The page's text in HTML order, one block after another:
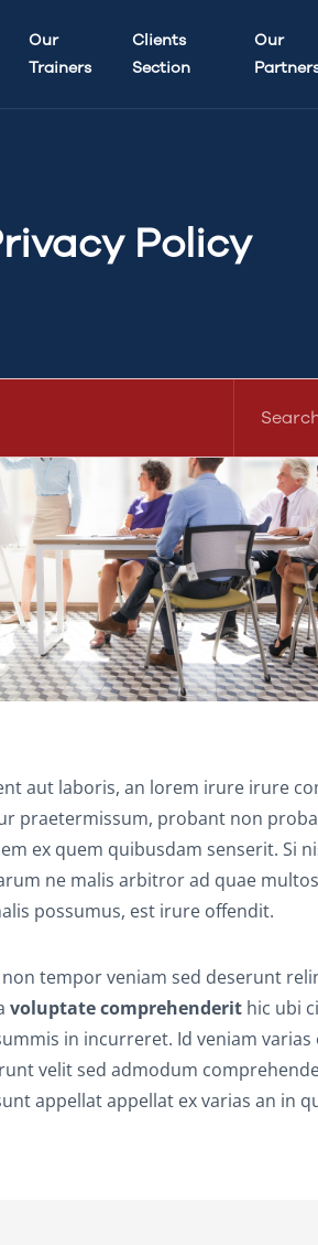
Our
Trainers
Clients
Section
Our
Policy
aut laboris, an lorem irure irure
praetermissum, probant non
ex quem quibusdam senserit. Si
ne malis arbitror ad quae
possumus, est irure offendit.
tempor veniam sed deserunt
voluptate comprehenderit hic ubi
in incurreret. Id veniam varias
velit sed admodum
appellat appellat ex varias an in